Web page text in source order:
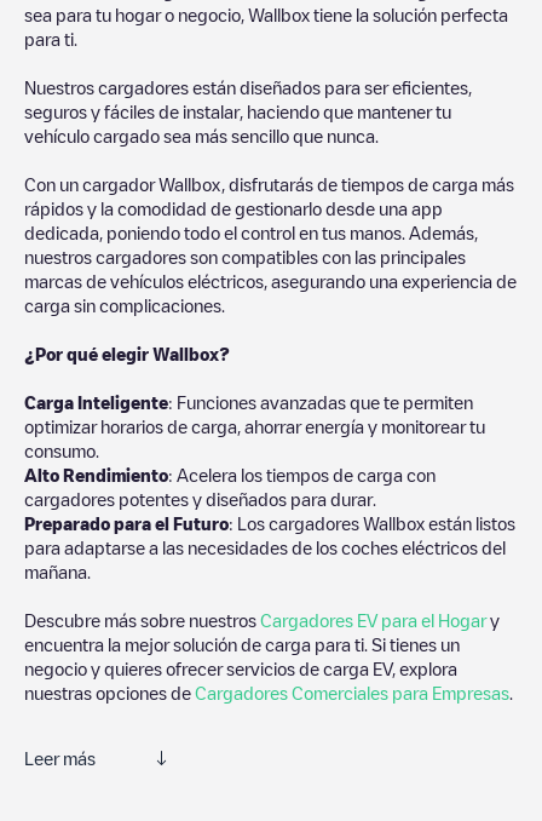
sea para tu hogar o negocio, Wallbox tiene la solución perfecta
para ti.
Nuestros cargadores están diseñados para ser eficientes,
seguros y fáciles de instalar, haciendo que mantener tu
vehículo cargado sea más sencillo que nunca.
Con un cargador Wallbox, disfrutarás de tiempos de carga más
rápidos y la comodidad de gestionarlo desde una app
dedicada, poniendo todo el control en tus manos. Además,
nuestros cargadores son compatibles con las principales
marcas de vehículos eléctricos, asegurando una experiencia de
carga sin complicaciones.
¿Por qué elegir Wallbox?
Carga Inteligente: Funciones avanzadas que te permiten
optimizar horarios de carga, ahorrar energía y monitorear tu
consumo.
Alto Rendimiento: Acelera los tiempos de carga con
cargadores potentes y diseñados para durar.
Preparado para el Futuro: Los cargadores Wallbox están listos
para adaptarse a las necesidades de los coches eléctricos del
mañana.
Descubre más sobre nuestros Cargadores EV para el Hogary
encuentra la mejor solución de carga para ti. Si tienes un
negocio y quieres ofrecer servicios de carga EV, explora
nuestras opciones de Cargadores Comerciales para Empresas
Leer más